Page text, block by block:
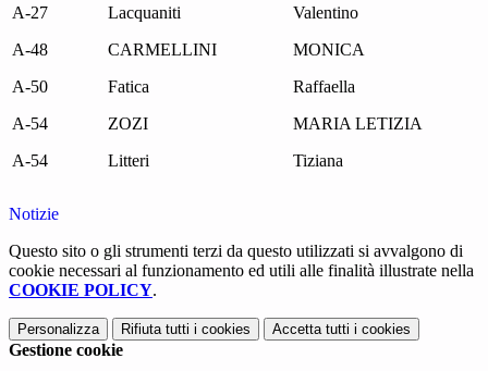
A-27
Lacquaniti
Valentino
A-48
CARMELLINI
MONICA
A-50
Fatica
Raffaella
A-54
ZOZI
MARIA LETIZIA
A-54
Litteri Tiziana
Notizie
Questo sito o gli strumenti terzi da questo utilizzati si avvalgono di
cookie necessari al funzionamento ed utili alle finalità illustrate nella
COOKIE POLICY.
Personalizza Rifiuta tutti i cookies Accetta tutti i cookies
Gestione cookie